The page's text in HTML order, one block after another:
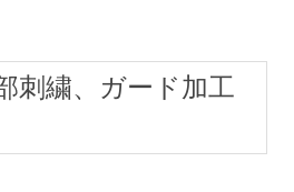
刺繍、ガード加工